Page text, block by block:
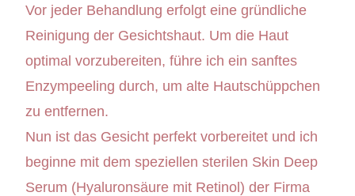
Vor jeder Behandlung erfolgt eine gründliche
Reinigung der Gesichtshaut. Um die Haut
optimal vorzubereiten, führe ich ein sanftes
Enzympeeling durch, um alte Hautschüppchen
zu entfernen.
Nun ist das Gesicht perfekt vorbereitet und ich
beginne mit dem speziellen sterilen Skin Deep
Serum (Hyaluronsäure mit Retinol) der Firma